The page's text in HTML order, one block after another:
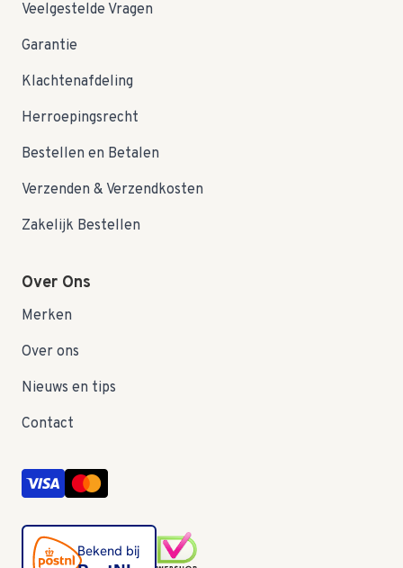
Veelgestelde Vragen
Garantie
Klachtenafdeling
Herroepingsrecht
Bestellen en Betalen
Verzenden & Verzendkosten
Zakelijk Bestellen
Over Ons
Merken
Over ons
Nieuws en tips
Contact